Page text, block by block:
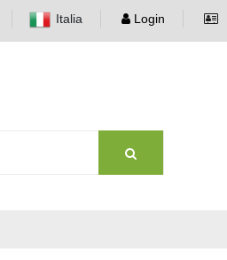
Italia Login